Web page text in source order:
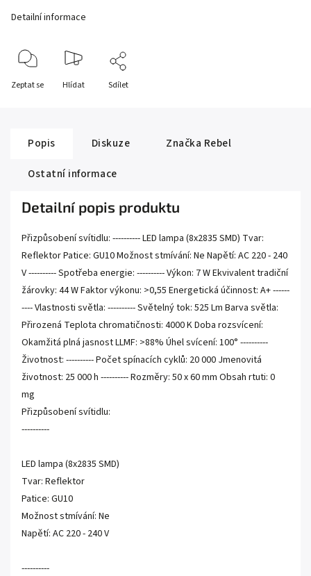
Detailní informace
Zeptat se Hlídat Sdílet
Popis Diskuze Značka Rebel
Ostatní informace
Detailní popis produktu
Přizpůsobení svítidlu: ---------- LED lampa (8x2835 SMD) Tvar:
Reflektor Patice: GU10 Možnost stmívání: Ne Napětí: AC 220 - 240
V ---------- Spotřeba energie: ---------- Výkon: 7 W Ekvivalent tradiční
žárovky: 44 W Faktor výkonu: >0,55 Energetická účinnost: A+ ------
---- Vlastnosti světla: ---------- Světelný tok: 525 Lm Barva světla:
Přirozená Teplota chromatičnosti: 4000 K Doba rozsvícení:
Okamžitá plná jasnost LLMF: >88% Úhel svícení: 100° ----------
Životnost: ---------- Počet spínacích cyklů: 20 000 Jmenovitá
životnost: 25 000 h ---------- Rozměry: 50 x 60 mm Obsah rtuti: 0
mg
Přizpůsobení svítidlu:
----------
LED lampa (8x2835 SMD)
Tvar: Reflektor
Patice: GU10
Možnost stmívání: Ne
Napětí: AC 220 - 240 V
----------